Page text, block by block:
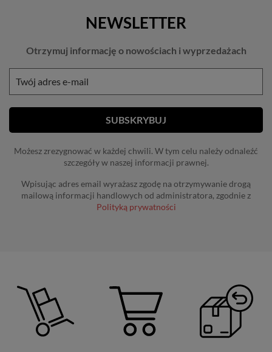
NEWSLETTER
Otrzymuj informację o nowościach i wyprzedażach
Możesz zrezygnować w każdej chwili. W tym celu należy odnaleźć
szczegóły w naszej informacji prawnej.
Wpisując adres email wyrażasz zgodę na otrzymywanie drogą
mailową informacji handlowych od administratora, zgodnie z
Polityką prywatności